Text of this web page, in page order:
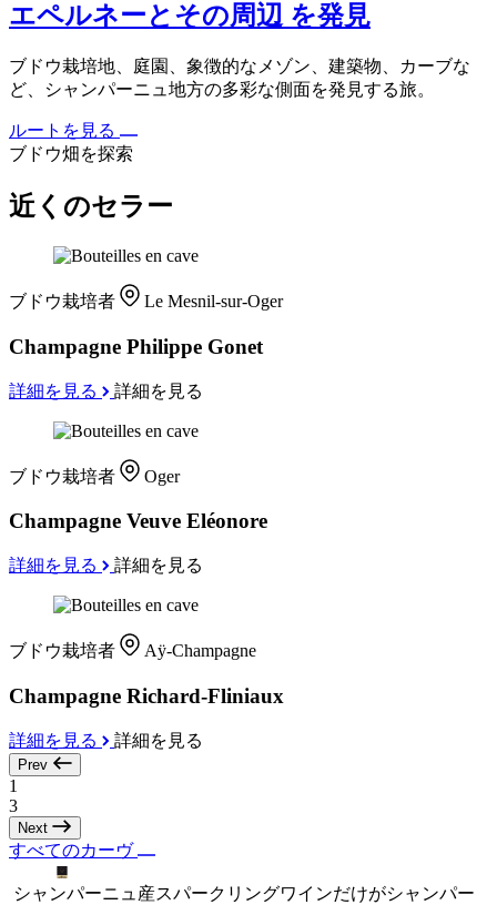
エペルネーとその周辺 を発見
ブドウ栽培地、庭園、象徴的なメゾン、建築物、カーブな
ど、シャンパーニュ地方の多彩な側面を発見する旅。
ルートを見る
ブドウ畑を探索
近くのセラー
ブドウ栽培者 Le Mesnil-sur-Oger
Champagne Philippe Gonet
詳細を見る 詳細を見る
ブドウ栽培者 Oger
Champagne Veuve Eléonore
詳細を見る 詳細を見る
ブドウ栽培者 Aÿ-Champagne
Champagne Richard-Fliniaux
詳細を見る 詳細を見る
Prev
1
3
Next
すべてのカーヴ
シャンパーニュ産スパークリングワインだけがシャンパー